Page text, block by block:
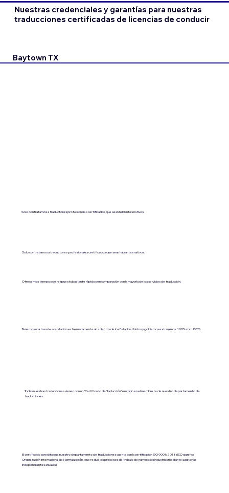
Solo contratamos a traductores profesionales certificados que sean hablantes nativos.
Solo contratamos a traductores profesionales certificados que sean hablantes nativos.
Ofrecemos tiempos de respuesta bastante rápidos en comparación con la mayoría de los servicios de traducción.
Tenemos una tasa de aceptación extremadamente alta dentro de los Estados Unidos y gobiernos extranjeros. 100% con USCIS.
Todas nuestras traducciones vienen con un “Certificado de Traducción” emitido en el membrete de nuestro departamento de
traducciones.
El certificado acredita que nuestro departamento de traducciones cuenta con la certificación ISO 9001:2018 (ISO significa
Organización Internacional de Normalización, que regula los procesos de trabajo de numerosas industrias mediante auditorías
independientes anuales).
Nuestras credenciales y garantías para nuestras
traducciones certificadas de licencias de conducir
Baytown TX